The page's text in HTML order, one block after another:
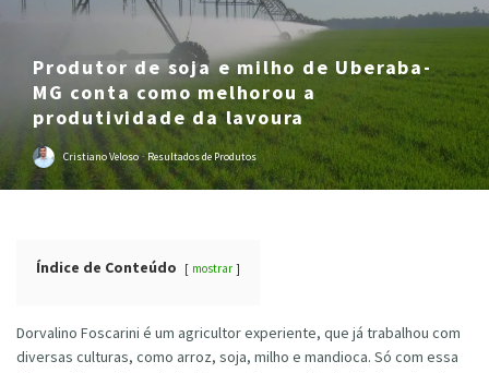
Produtor de soja e milho de Uberaba-
MG conta como melhorou a
produtividade da lavoura
Cristiano Veloso · Resultados de Produtos
Índice de Conteúdo mostrar
Dorvalino Foscarini é um agricultor experiente, que já trabalhou com
diversas culturas, como arroz, soja, milho e mandioca. Só com essa